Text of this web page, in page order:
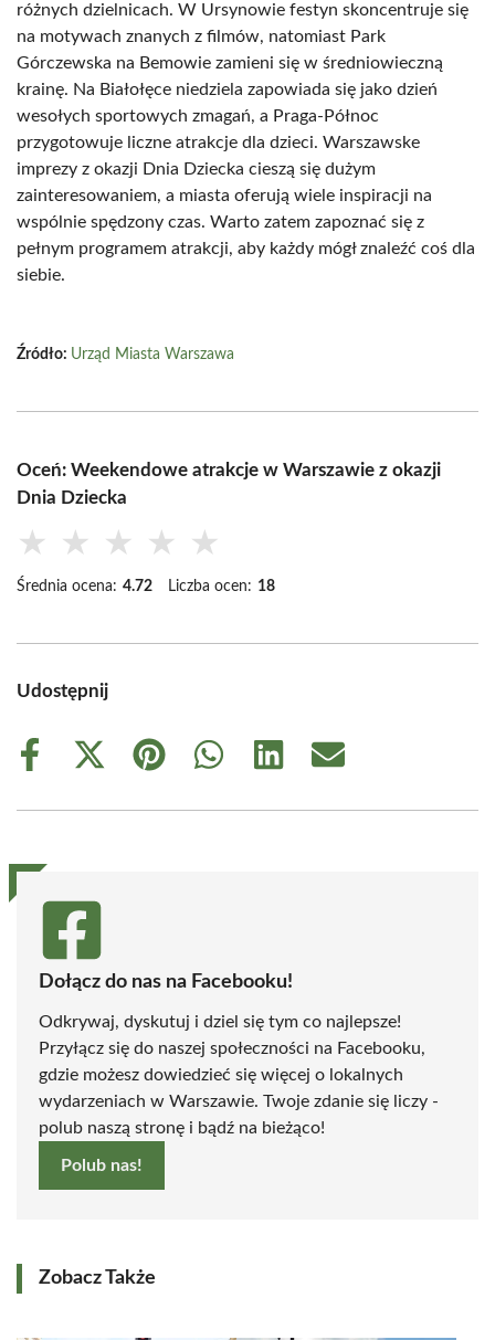
różnych dzielnicach. W Ursynowie festyn skoncentruje się
na motywach znanych z filmów, natomiast Park
Górczewska na Bemowie zamieni się w średniowieczną
krainę. Na Białołęce niedziela zapowiada się jako dzień
wesołych sportowych zmagań, a Praga-Północ
przygotowuje liczne atrakcje dla dzieci. Warszawske
imprezy z okazji Dnia Dziecka cieszą się dużym
zainteresowaniem, a miasta oferują wiele inspiracji na
wspólnie spędzony czas. Warto zatem zapoznać się z
pełnym programem atrakcji, aby każdy mógł znaleźć coś dla
siebie.
Źródło: Urząd Miasta Warszawa
Oceń: Weekendowe atrakcje w Warszawie z okazji
Dnia Dziecka
★ ★ ★ ★ ★
Średnia ocena: 4.72 Liczba ocen: 18
Udostępnij
Share
Share
(Twitter)
Share
Share
Share
Share
Dołącz do nas na Facebooku!
Odkrywaj, dyskutuj i dziel się tym co najlepsze!
Przyłącz się do naszej społeczności na Facebooku,
gdzie możesz dowiedzieć się więcej o lokalnych
wydarzeniach w Warszawie. Twoje zdanie się liczy -
polub naszą stronę i bądź na bieżąco!
Polub nas!
Zobacz Także